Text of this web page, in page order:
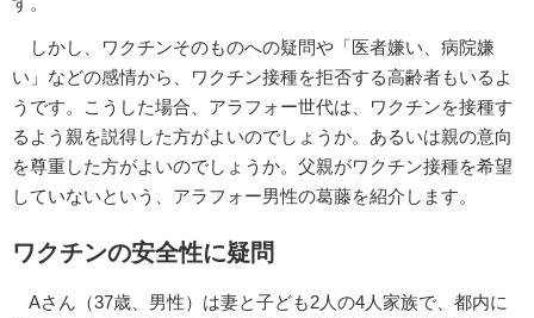
しかし、ワクチンそのものへの疑問や「医者嫌い、病院嫌
い」などの感情から、ワクチン接種を拒否する高齢者もいるよ
うです。こうした場合、アラフォー世代は、ワクチンを接種す
るよう親を説得した方がよいのでしょうか。あるいは親の意向
を尊重した方がよいのでしょうか。父親がワクチン接種を希望
していないという、アラフォー男性の葛藤を紹介します。
ワクチンの安全性に疑問
Aさん（37歳、男性）は妻と子ども2人の4人家族で、都内に